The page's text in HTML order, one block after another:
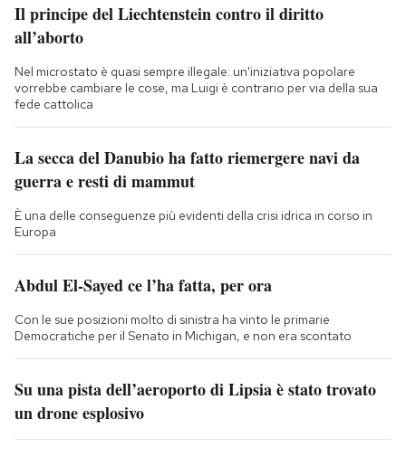
Il principe del Liechtenstein contro il diritto
all’aborto
Nel microstato è quasi sempre illegale: un'iniziativa popolare
vorrebbe cambiare le cose, ma Luigi è contrario per via della sua
fede cattolica
La secca del Danubio ha fatto riemergere navi da
guerra e resti di mammut
È una delle conseguenze più evidenti della crisi idrica in corso in
Europa
Abdul El-Sayed ce l’ha fatta, per ora
Con le sue posizioni molto di sinistra ha vinto le primarie
Democratiche per il Senato in Michigan, e non era scontato
Su una pista dell’aeroporto di Lipsia è stato trovato
un drone esplosivo